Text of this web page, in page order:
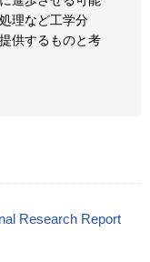
理など工学分
供するものと考
Research Report